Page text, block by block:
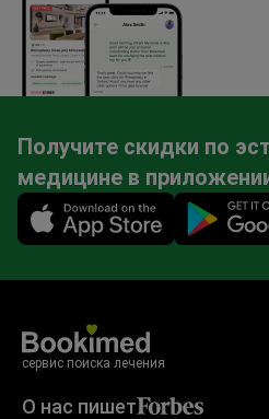
Получите скидки по
медицине в
Mobile app illustration
сервис поиска лечения
О нас пишет